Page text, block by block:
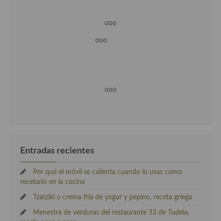
ooo
ooo
ooo
Entradas recientes
Por qué el móvil se calienta cuando lo usas como
recetario en la cocina
Tzatziki o crema fría de yogur y pepino, receta griega
Menestra de verduras del restaurante 33 de Tudela,